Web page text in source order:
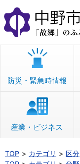
本
文
へ
移
防災・緊急時情報
産業・ビジネス
TOP カテゴリ 区分